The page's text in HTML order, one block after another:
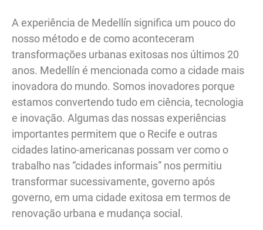
A experiência de Medellín significa um pouco do
nosso método e de como aconteceram
transformações urbanas exitosas nos últimos 20
anos. Medellín é mencionada como a cidade mais
inovadora do mundo. Somos inovadores porque
estamos convertendo tudo em ciência, tecnologia
e inovação. Algumas das nossas experiências
importantes permitem que o Recife e outras
cidades latino-americanas possam ver como o
trabalho nas “cidades informais” nos permitiu
transformar sucessivamente, governo após
governo, em uma cidade exitosa em termos de
renovação urbana e mudança social.